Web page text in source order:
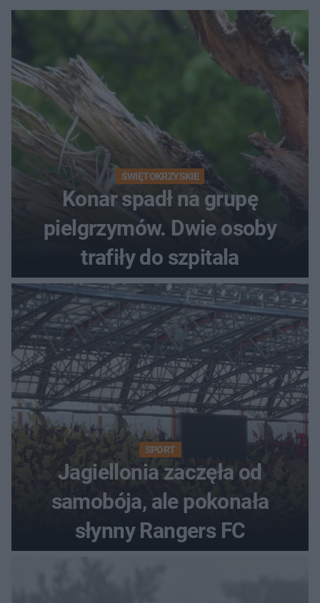
ŚWIĘTOKRZYSKIE
Konar spadł na grupę
pielgrzymów. Dwie osoby
trafiły do szpitala
SPORT
Jagiellonia zaczęła od
samobója, ale pokonała
słynny Rangers FC